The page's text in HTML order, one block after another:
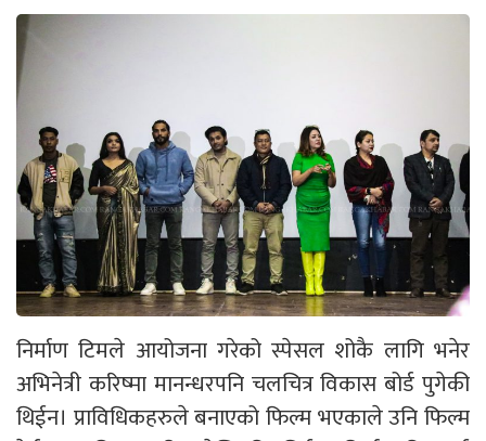
निर्माण टिमले आयोजना गरेको स्पेसल शोकै लागि भनेर
अभिनेत्री करिष्मा मानन्धरपनि चलचित्र विकास बोर्ड पुगेकी
थिईन। प्राविधिकहरुले बनाएको फिल्म भएकाले उनि फिल्म